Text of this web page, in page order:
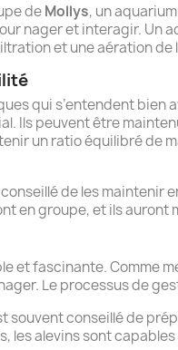
deMollys, un
nager et interagir.
et une aération de
qui s’entendent bien
Ils peuvent être
un ratio équilibré de
de les maintenir
en groupe, et ils auront
et fascinante. Comme
Le processus de
souvent conseillé de
les alevins sont